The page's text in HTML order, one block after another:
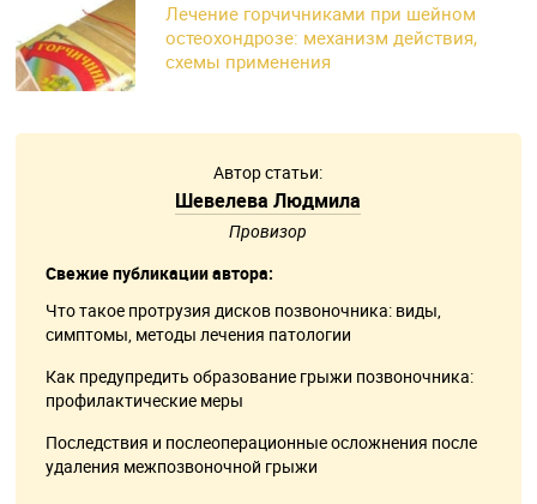
Лечение горчичниками при шейном
остеохондрозе: механизм действия,
схемы применения
Автор статьи:
Шевелева Людмила
Провизор
Свежие публикации автора:
Что такое протрузия дисков позвоночника: виды,
симптомы, методы лечения патологии
Как предупредить образование грыжи позвоночника:
профилактические меры
Последствия и послеоперационные осложнения после
удаления межпозвоночной грыжи